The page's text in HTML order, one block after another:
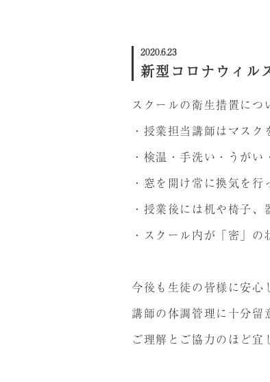
2020.6.23
新型コロナウィル
スクールの衛生措置につ
・授業担当講師はマスク
・検温・手洗い・うがい
・窓を開け常に換気を行
・授業後には机や椅子、
・スクール内が「密」
今後も生徒の皆様に安心
講師の体調管理に十分留
ご理解とご協力のほど宜